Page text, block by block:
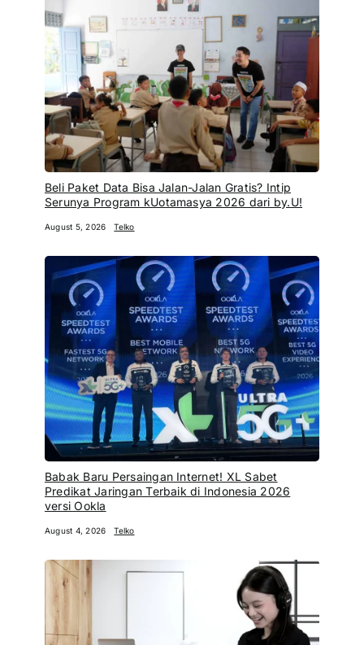
Beli Paket Data Bisa Jalan-Jalan Gratis? Intip
Serunya Program kUotamasya 2026 dari by.U!
August 5, 2026 Telko
Babak Baru Persaingan Internet! XL Sabet
Predikat Jaringan Terbaik di Indonesia 2026
versi Ookla
August 4, 2026 Telko